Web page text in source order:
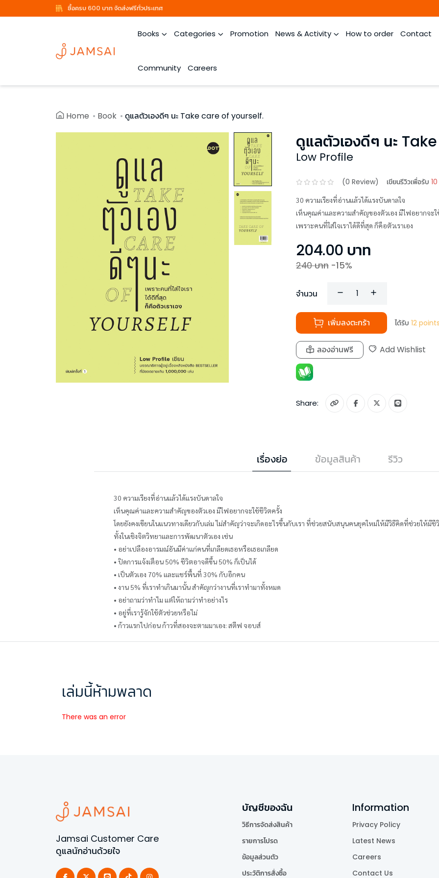
ซื้อครบ 600 บาท จัดส่งฟรีทั่วประเทศ
Books Categories Promotion News & Activity How to order Contact
Community Careers
Home Book ดูแลตัวเองดีๆ นะ Take care of yourself.
ดูแลตัวเองดีๆ นะ
Low Profile
(0 Review) เขียนรีวิวเพื่อรับ
30 ความเรียงที่อ่านแล้วได้แรงบันดาลใจ
เห็นคุณค่าและความสำคัญของตัวเอง มีไฟอยากจะใ
เพราะคนที่ใส่ใจเราได้ดีที่สุด ก็คือตัวเราเอง
204.00 บาท
240บาท -15%
จำนวน
เพิ่มลงตะกร้า ได้รับ 12 points
ลองอ่านฟรี Add Wishlist
Share:
เรื่องย่อ ข้อมูลสินค้า รีวิว
30 ความเรียงที่อ่านแล้วได้แรงบันดาลใจ
เห็นคุณค่าและความสำคัญของตัวเอง มีไฟอยากจะใช้ชีวิตครั้ง
โดยยังคงเขียนในแนวทางเดียวกับเล่ม ไม่สำคัญว่าจะเกิดอะไรขึ้นกับเรา ที่ช่วยสนับสนุนคนยุคใหม่ให้มีวิธีคิดที่ช่วยให้มี
ทั้งในเชิงจิตวิทยาและการพัฒนาตัวเอง เช่น
• อย่าเปลืองอารมณ์อันมีค่าแก่คนที่เกลียดเธอหรือเธอเกลียด
• ปิดการแจ้งเตือน 50% ชีวิตอาจดีขึ้น 50% ก็เป็นได้
• เป็นตัวเอง 70% และแชร์พื้นที่ 30% กับอีกคน
• งาน 5% ที่เราทำเกินมานั้น สำคัญกว่างานที่เราทำมาทั้งหมด
• อย่าถามว่าทำไม แต่ให้ถามว่าทำอย่างไร
• อยู่ที่เรารู้จักใช้ตัวช่วยหรือไม่
• ก้าวแรกไปก่อน ก้าวที่สองจะตามมาเอง: สตีฟ จอบส์
เล่มนี้ห้ามพลาด
There was an error
Jamsai Customer Care
ดูแลนักอ่านด้วยใจ
บัญชีของฉัน
วิธีการจัดส่งสินค้า
รายการโปรด
ข้อมูลส่วนตัว
ประวัติการสั่งซื้อ
Information
Privacy Policy
Latest News
Careers
Contact Us